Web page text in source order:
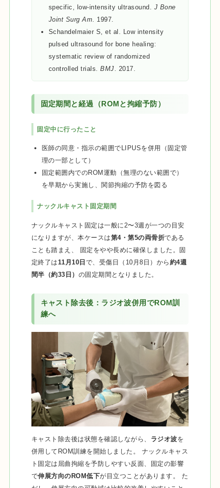
specific, low-intensity ultrasound. J Bone
Joint Surg Am . 1997.
Schandelmaier S, et al. Low intensity
pulsed ultrasound for bone healing:
systematic review of randomized
controlled trials.BMJ . 2017.
固定期間と経過（ROMと拘縮予防）
固定中に行ったこと
医師の同意・指示の範囲でLIPUSを併用（固定管
理の一部として）
固定範囲内でのROM運動（無理のない範囲で）
を早期から実施し、関節拘縮の予防を図る
ナックルキャスト固定期間
ナックルキャスト固定は一般に2〜3週が一つの目安
になりますが、本ケースは第4・第5の両骨折である
ことも踏まえ、 固定をやや長めに確保しました。固
定終了は 11月10日で、受傷日（10月8日）から 約4週
間半（約33日） の固定期間となりました。
キャスト除去後：ラジオ波併用でROM訓
練へ
キャスト除去後は状態を確認しながら、 ラジオ波を
併用してROM訓練を開始しました。 ナックルキャス
ト固定は屈曲拘縮を予防しやすい反面、固定の影響
で伸展方向のROM低下が目立つことがあります。 た